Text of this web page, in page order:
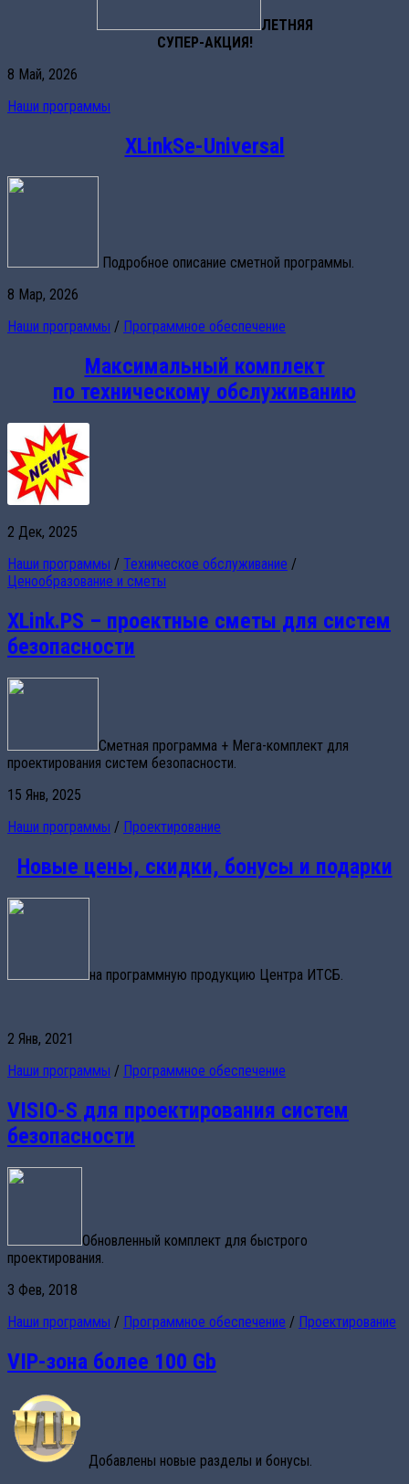
ЛЕТНЯЯ
СУПЕР-АКЦИЯ!
8 Май, 2026
Наши программы
XLinkSe-Universal
Подробное описание сметной программы.
8 Мар, 2026
Наши программы / Программное обеспечение
Максимальный комплект
по техническому обслуживанию
2 Дек, 2025
Наши программы / Техническое обслуживание /
Ценообразование и сметы
XLink.PS – проектные сметы для систем
безопасности
Сметная программа + Мега-комплект для
проектирования систем безопасности.
15 Янв, 2025
Наши программы / Проектирование
Новые цены, скидки, бонусы и подарки
на программную продукцию Центра ИТСБ.
2 Янв, 2021
Наши программы / Программное обеспечение
VISIO-S для проектирования систем
безопасности
Обновленный комплект для быстрого
проектирования.
3 Фев, 2018
Наши программы / Программное обеспечение / Проектирование
VIP-зона более 100 Gb
Добавлены новые разделы и бонусы.